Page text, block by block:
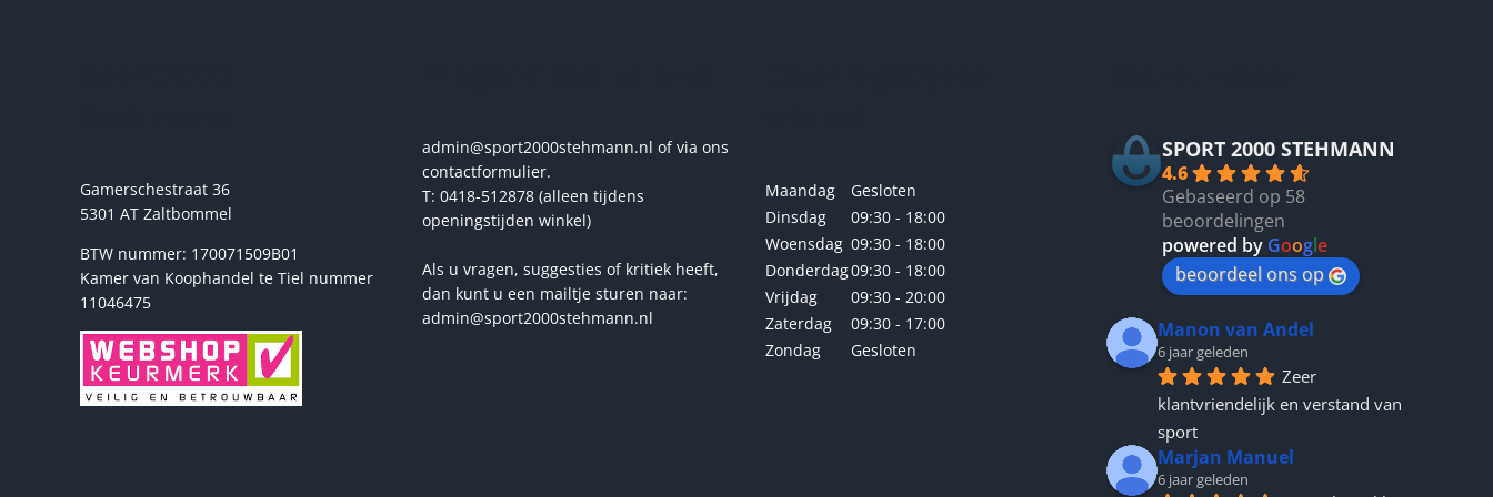
productpagina
productpagina
Gamerschestraat 36
5301 AT Zaltbommel
BTW nummer: 170071509B01
Kamer van Koophandel te Tiel nummer
11046475
admin@sport2000stehmann.nl of via ons
contactformulier.
T: 0418-512878 (alleen tijdens
openingstijden winkel)
Als u vragen, suggesties of kritiek heeft,
dan kunt u een mailtje sturen naar:
admin@sport2000stehmann.nl
Maandag
Gesloten
Dinsdag
09:30 - 18:00
Woensdag 09:30 - 18:00
Donderdag09:30 - 18:00
Vrijdag
09:30 - 20:00
Zaterdag
09:30 - 17:00
Zondag
Gesloten
SPORT 2000 STEHMANN
4.6
Gebaseerd op 58
beoordelingen
powered by Google
beoordeel ons op
Manon van Andel
6 jaar geleden
Zeer
klantvriendelijk en verstand van
sport
Marjan Manuel
6 jaar geleden